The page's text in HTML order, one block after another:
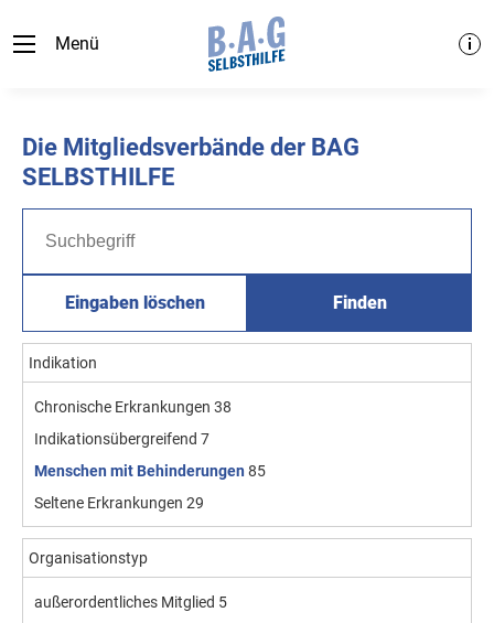
Menü
Die Mitgliedsverbände der BAG
SELBSTHILFE
Eingaben löschen Finden
Indikation
Chronische Erkrankungen 38
Indikationsübergreifend 7
Menschen mit Behinderungen 85
Seltene Erkrankungen 29
Organisationstyp
außerordentliches Mitglied 5